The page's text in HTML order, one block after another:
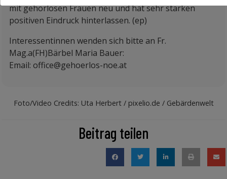
mit gehörlosen Frauen neu und hat sehr starken
positiven Eindruck hinterlassen. (ep)
Interessentinnen wenden sich bitte an Fr.
Mag.a(FH)Bärbel Maria Bauer:
Email: office@gehoerlos-noe.at
Foto/Video Credits: Uta Herbert / pixelio.de / Gebärdenwelt
Beitrag teilen